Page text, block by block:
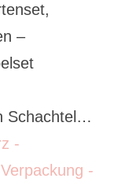
–
Schachtel…